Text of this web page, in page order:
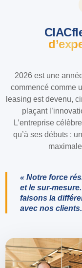
2026 est une
commencé comme
leasing est devenu,
plaçant
L’entreprise
qu’à ses débuts :
« Notre force
et le sur-
faisons la
avec nos